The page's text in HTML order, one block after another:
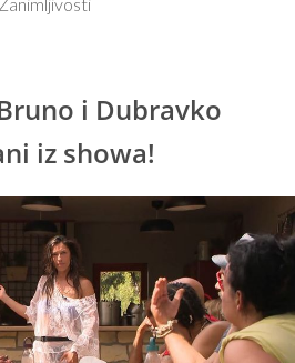
i Dubravko
iz showa!